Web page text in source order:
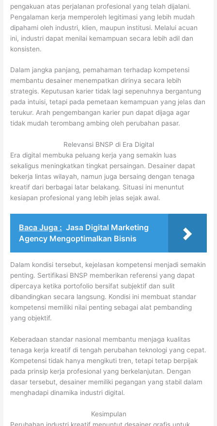
pengakuan atas perjalanan profesional yang telah dijalani.
Pengalaman kerja memperoleh legitimasi yang lebih mudah
dipahami oleh industri, klien, maupun institusi. Melalui acuan
ini, industri dapat menilai kemampuan secara lebih adil dan
konsisten.
Dalam jangka panjang, pemahaman terhadap kompetensi
membantu desainer menempatkan dirinya secara lebih
strategis. Keputusan karier tidak lagi sepenuhnya bergantung
pada intuisi, tetapi pada pemetaan kemampuan yang jelas dan
terukur. Arah pengembangan karier pun dapat dijaga agar
tidak mudah terombang ambing oleh perubahan pasar.
Relevansi BNSP di Era Digital
Era digital membuka peluang kerja yang semakin luas
sekaligus meningkatkan tingkat persaingan. Desainer dapat
bekerja lintas wilayah, namun juga bersaing dengan tenaga
kreatif dari berbagai latar belakang. Situasi ini menuntut
kesiapan profesional yang lebih jelas sejak awal.
Baca Juga : Jasa Digital Marketing
Agency Mengoptimalkan Bisnis
Dalam kondisi tersebut, kejelasan kompetensi menjadi semakin
penting. Sertifikasi BNSP memberikan referensi yang dapat
dipercaya ketika portofolio bersifat subjektif dan sulit
dibandingkan secara langsung. Kondisi ini membuat standar
kompetensi memiliki nilai penting sebagai alat pembanding
yang objektif.
Keberadaan standar nasional membantu menjaga kualitas
tenaga kerja kreatif di tengah perubahan teknologi yang cepat.
Kompetensi tidak hanya mengikuti tren, tetapi tetap berpijak
pada prinsip kerja profesional yang berkelanjutan. Dengan
dasar tersebut, desainer memiliki pegangan yang stabil dalam
menghadapi dinamika industri digital.
Kesimpulan
Perubahan industri kreatif menuntut desainer grafis untuk